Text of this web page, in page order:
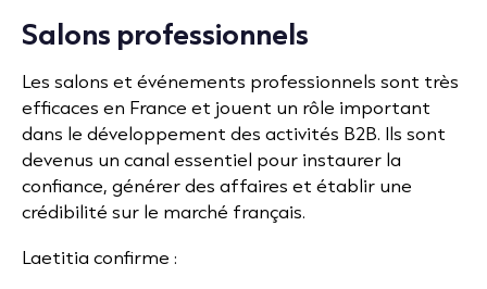
Salons professionnels
Les salons et événements professionnels sont très
efficaces en France et jouent un rôle important
dans le développement des activités B2B. Ils sont
devenus un canal essentiel pour instaurer la
confiance, générer des affaires et établir une
crédibilité sur le marché français.
Laetitia confirme :